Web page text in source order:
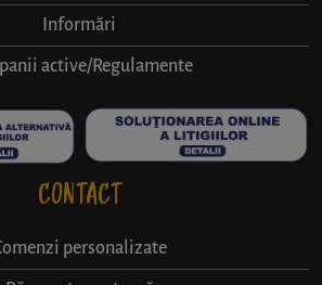
Informări
active/Regulamente
CONTACT
personalizate